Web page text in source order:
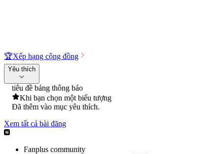
🏆Xếp hạng cộng đồng
Yêu thích
tiêu đề bảng thông báo
Khi bạn chọn một biểu tượng
Đã thêm vào mục yêu thích.
Xem tất cả bài đăng
Fanplus community